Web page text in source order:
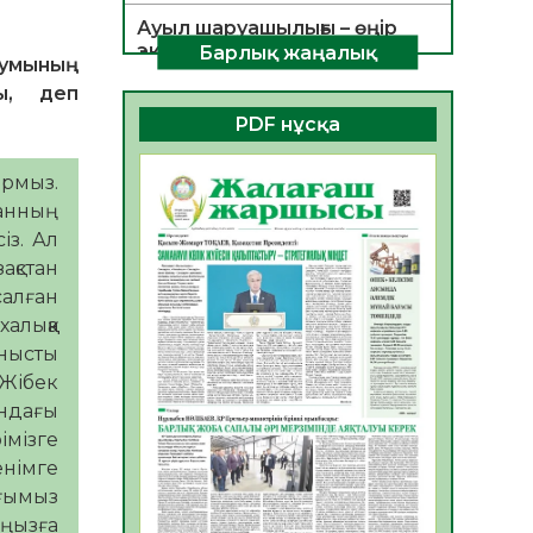
деп
Ал
Ауыл шаруашылығы – өңір
экономикасының негізгі
тірегі
06.08.2026
42 0
ҚОҒАМДЫҚ БЕЛСЕНДІЛІК –
ЕЛ ДАМУЫНЫҢ НЕГІЗІ
06.08.2026
39
ҚҰРЫЛТАЙ САЙЛАУЫ –
БОЛАШАҚҚА БАСТАР
ЖАУАПТЫ ТАҢДАУ
06.08.2026
41
Инфекциялық ауруларға
қарсы иммундау
жұмыстарының тиімділігі
06.08.2026
44
Көкжөтел ауруы туралы
Барлық жаңалық
PDF нұсқа